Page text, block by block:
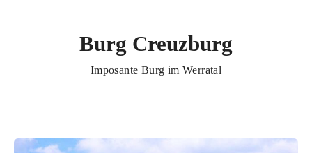
Burg Creuzburg
Imposante Burg im Werratal